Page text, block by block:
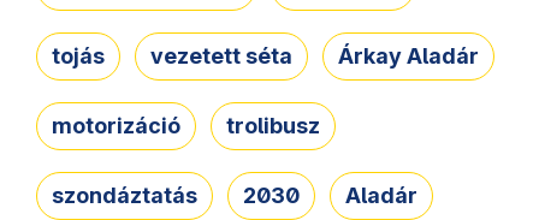
tojás vezetett séta Árkay Aladár
motorizáció trolibusz
szondáztatás 2030 Aladár